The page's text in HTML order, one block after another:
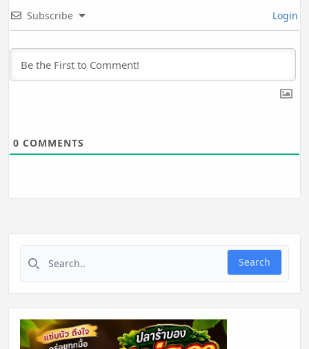
Subscribe Login
0 COMMENTS
Search for:
Search